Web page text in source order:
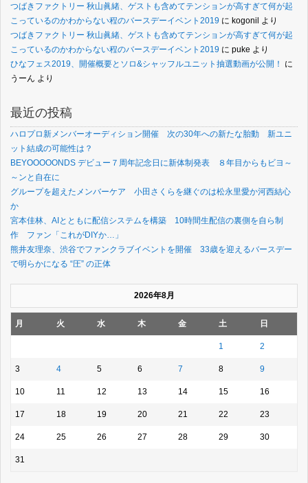
つばきファクトリー 秋山眞緒、ゲストも含めてテンションが高すぎて何が起
こっているのかわからない程のバースデーイベント2019 に kogonil より
つばきファクトリー 秋山眞緒、ゲストも含めてテンションが高すぎて何が起
こっているのかわからない程のバースデーイベント2019 に puke より
ひなフェス2019、開催概要とソロ&シャッフルユニット抽選動画が公開！
に
うーん より
最近の投稿
ハロプロ新メンバーオーディション開催 次の30年への新たな胎動 新ユニ
ット結成の可能性は？
BEYOOOOONDS デビュー７周年記念日に新体制発表 ８年目からもビヨ～
～ンと自在に
グループを超えたメンバーケア 小田さくらを継ぐのは松永里愛か河西結心
か
宮本佳林、AIとともに配信システムを構築 10時間生配信の裏側を自ら制
作 ファン「これがDIYか…」
熊井友理奈、渋谷でファンクラブイベントを開催 33歳を迎えるバースデー
で明らかになる “圧” の正体
2026年8月
月 火 水 木 金 土 日
1 2
3 4 5 6 7 8 9
10 11 12 13 14 15 16
17 18 19 20 21 22 23
24 25 26 27 28 29 30
31